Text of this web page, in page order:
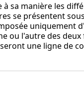
sa manière les
se présentent
uniquement
ou l'autre des
une ligne de